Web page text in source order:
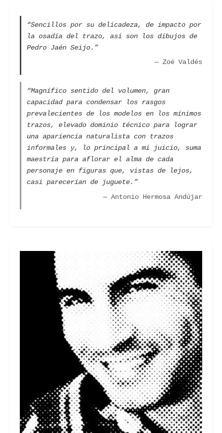
“Sencillos por su delicadeza, de impacto por
la osadía del trazo, así son los dibujos de
Pedro Jaén Seijo.”
— Zoé Valdés
“Magnífico sentido del volumen, gran
capacidad para condensar los rasgos
prevalecientes de los modelos en los mínimos
trazos, elevado dominio técnico para lograr
una apariencia naturalista con trazos
informales y, lo principal a mi juicio, suma
maestría para aflorar el alma de cada
personaje en figuras que, vistas de lejos,
casi parecerían de juguete.”
— Antonio Hermosa Andújar